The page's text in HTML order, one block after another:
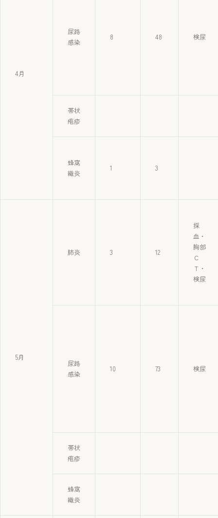
4月
尿路
感染
8 48 検尿
帯状
疱疹
蜂窩
織炎
1 3
5月
肺炎 3 12
採
血・
胸部
Ｃ
Ｔ・
検尿
尿路
感染
10 73 検尿
帯状
疱疹
蜂窩
織炎